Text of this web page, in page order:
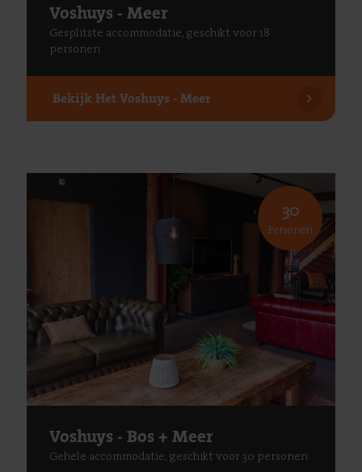
Voshuys - Meer
Gesplitste accommodatie, geschikt voor 18
personen
BekijkHet Voshuys - Meer
Voshuys - Bos + Meer
Gehele accommodatie, geschikt voor 30 personen
30
Personen